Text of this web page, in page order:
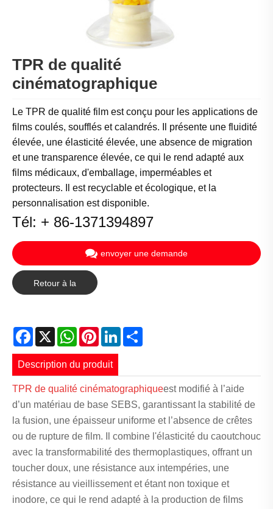
TPR de qualité
cinématographique
Le TPR de qualité film est conçu pour les applications de
films coulés, soufflés et calandrés. Il présente une fluidité
élevée, une élasticité élevée, une absence de migration
et une transparence élevée, ce qui le rend adapté aux
films médicaux, d'emballage, imperméables et
protecteurs. Il est recyclable et écologique, et la
personnalisation est disponible.
Tél: + 86-1371394897
envoyer une demande
Retour à la
Facebook
X WhatsApp
PinterestLinkedIn
Description du produit
TPR de qualité cinématographiqueest modifié à l’aide
d’un matériau de base SEBS, garantissant la stabilité de
la fusion, une épaisseur uniforme et l’absence de crêtes
ou de rupture de film. Il combine l'élasticité du caoutchouc
avec la transformabilité des thermoplastiques, offrant un
toucher doux, une résistance aux intempéries, une
résistance au vieillissement et étant non toxique et
inodore, ce qui le rend adapté à la production de films